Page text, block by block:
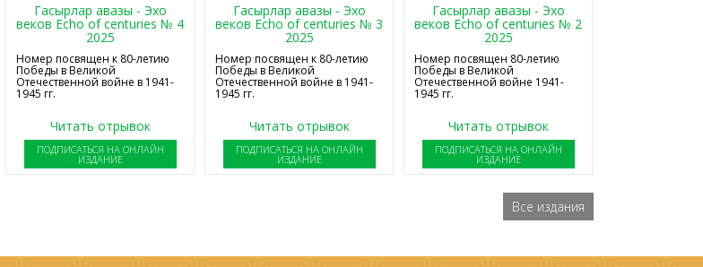
Гасырлар авазы - Эхо
веков Echo of centuries № 4
2025
Номер посвящен к 80-летию
Победы в Великой
Отечественной войне в 1941-
1945 гг.
Читать отрывок
ПОДПИСАТЬСЯ НА ОНЛАЙН
ИЗДАНИЕ
Гасырлар авазы - Эхо
веков Echo of centuries № 3
2025
Номер посвящен к 80-летию
Победы в Великой
Отечественной войне в 1941-
1945 гг.
Читать отрывок
ПОДПИСАТЬСЯ НА ОНЛАЙН
ИЗДАНИЕ
Гасырлар авазы - Эхо
веков Echo of centuries № 2
2025
Номер посвящен 80-летию
Победы в Великой
Отечественной войне 1941-
1945 гг.
Читать отрывок
ПОДПИСАТЬСЯ НА ОНЛАЙН
ИЗДАНИЕ
Все издания